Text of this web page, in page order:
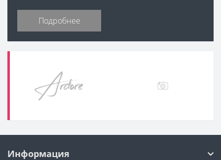
Подробнее
Информация